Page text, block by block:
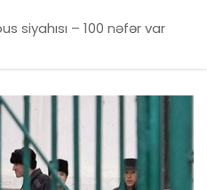
siyahısı – 100 nəfər var